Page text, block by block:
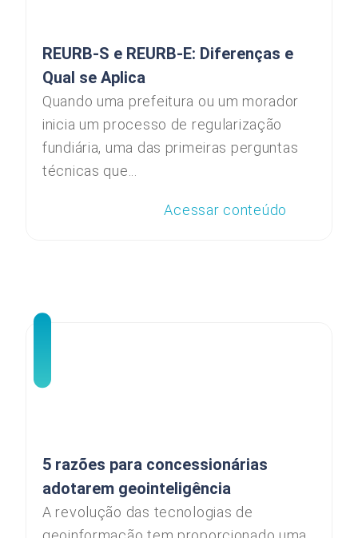
REURB-S e REURB-E: Diferenças e
Qual se Aplica
Quando uma prefeitura ou um morador
inicia um processo de regularização
fundiária, uma das primeiras perguntas
técnicas que...
Acessar conteúdo
5 razões para concessionárias
adotarem geointeligência
A revolução das tecnologias de